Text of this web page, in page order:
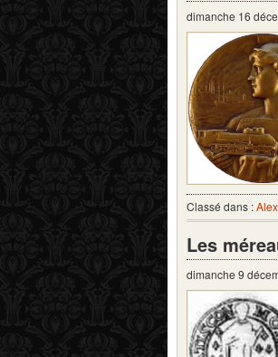
dimanche 16
Classé dans :
Les
dimanche 9